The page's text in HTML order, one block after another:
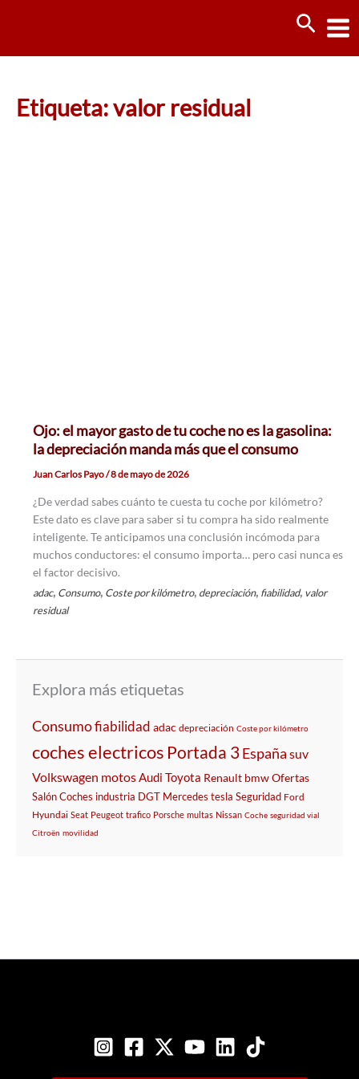
Etiqueta: valor residual
Ojo: el mayor gasto de tu coche no es la gasolina:
la depreciación manda más que el consumo
Juan Carlos Payo/8 de mayo de 2026
¿De verdad sabes cuánto te cuesta tu coche por kilómetro?
Este dato es clave para saber si tu compra ha sido realmente
inteligente. Te anticipamos una conclusión incómoda para
muchos conductores: el consumo importa… pero casi nunca es
el factor decisivo.
adac, Consumo, Coste por kilómetro, depreciación, fiabilidad, valor
residual
Explora más etiquetas
Consumofiabilidad adac depreciación Coste por kilómetro
coches electricos Portada 3España suv
Volkswagen motosAudi Toyota Renault bmwOfertas
SalónCoches industria DGT Mercedes tesla Seguridad Ford
Hyundai Seat Peugeot trafico Porsche multas Nissan Coche seguridad vial
Citroën movilidad